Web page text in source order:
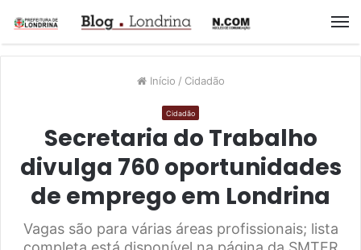
Início / Cidadão
Cidadão
Secretaria do Trabalho
divulga 760 oportunidades
de emprego em Londrina
Vagas são para várias áreas profissionais; lista